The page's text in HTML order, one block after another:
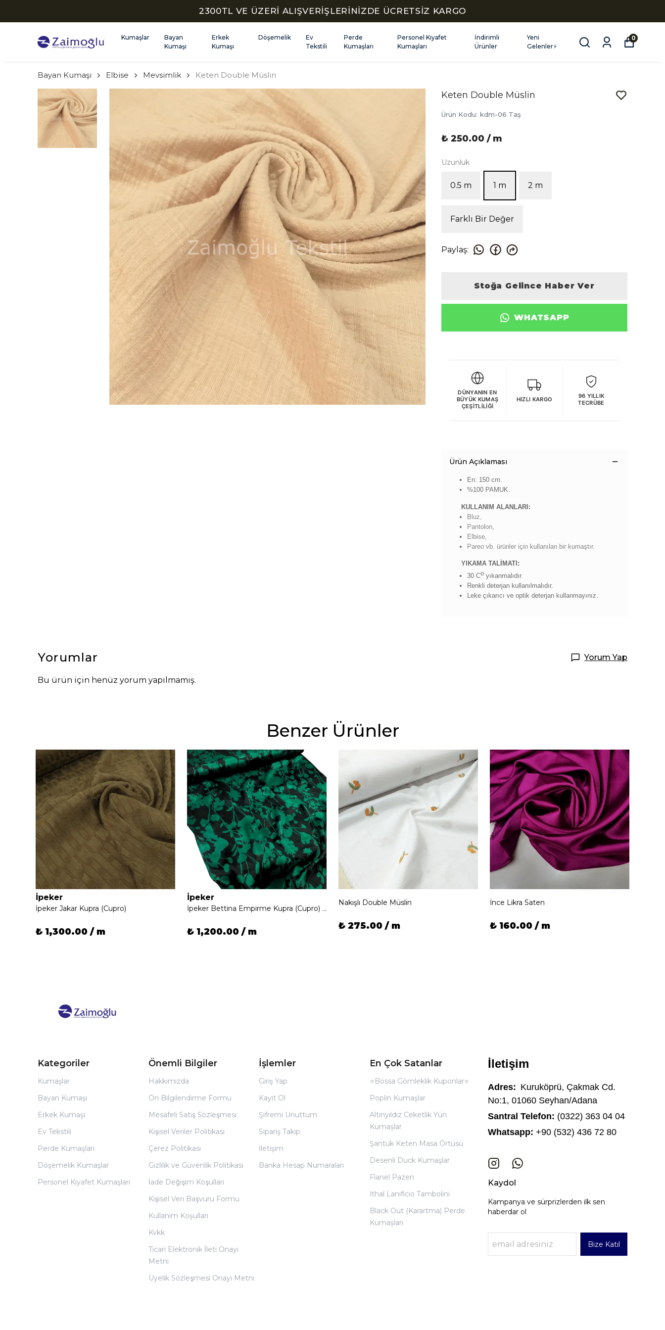
2300TL VE ÜZERİ ALIŞVERİŞLERİNİZDE ÜCRETSİZ KARGO
Kumaşlar
Bayan
Kumaşı
Erkek
Kumaşı
Döşemelik
Ev
Tekstili
Perde
Kumaşları
Personel Kıyafet
Kumaşları
İndirimli
Ürünler
Yeni
Gelenler⚡
0
Bayan Kumaşı Elbise Mevsimlik Keten Double Müslin
Keten Double Müslin
Ürün Kodu: kdm-06 Taş
₺ 250.00 / m
Uzunluk
0.5 m 1 m 2 m
Farklı Bir Değer
Paylaş:
Stoğa Gelince Haber Ver
WHATSAPP
DÜNYANIN EN
BÜYÜK KUMAŞ
ÇEŞITLILIĞI
HIZLI KARGO
96 YILLIK
TECRÜBE
Ürün Açıklaması
En: 150 cm.
%100 PAMUK.
KULLANIM ALANLARI:
Bluz,
Pantolon,
Elbise,
Pareo vb. ürünler için kullanılan bir kumaştır.
YIKAMA TALİMATI:
30 Co yıkanmalıdır.
Renkli deterjan kullanılmalıdır.
Leke çıkarıcı ve optik deterjan kullanmayınız.
Yorumlar Yorum Yap
Bu ürün için henüz yorum yapılmamış.
Benzer Ürünler
İpeker
İpeker Jakar Kupra (Cupro)
₺ 1,300.00 / m
İpeker
İpeker Bettina Empirme Kupra (Cupro) İpeği
₺ 1,200.00 / m
Nakışlı Double Müslin
₺ 275.00 / m
İnce Likra Saten
₺ 160.00 / m
Kategoriler
Kumaşlar
Bayan Kumaşı
Erkek Kumaşı
Ev Tekstili
Perde Kumaşları
Döşemelik Kumaşlar
Personel Kıyafet Kumaşları
Önemli Bilgiler
Hakkımızda
Ön Bilgilendirme Formu
Mesafeli Satış Sözleşmesi
Kişisel Veriler Politikası
Çerez Politikası
Gizlilik ve Güvenlik Politikası
İade Değişim Koşulları
Kişisel Veri Başvuru Formu
Kullanım Koşulları
Kvkk
Ticari Elektronik İleti Onayı
Metni
Üyelik Sözleşmesi Onayı Metni
İşlemler
Giriş Yap
Kayıt Ol
Şifremi Unuttum
Sipariş Takip
İletişim
Banka Hesap Numaraları
En Çok Satanlar
⭐Bossa Gömleklik Kuponlar⭐
Poplin Kumaşlar
Altınyıldız Ceketlik Yün
Kumaşlar
Şantuk Keten Masa Örtüsü
Desenli Duck Kumaşlar
Flanel Pazen
İthal Lanificio Tambolini
Black Out (Karartma) Perde
Kumaşları
İletişim
Adres: Kuruköprü, Çakmak Cd.
No:1, 01060 Seyhan/Adana
Santral Telefon: (0322) 363 04 04
Whatsapp: +90 (532) 436 72 80
Kaydol
Kampanya ve sürprizlerden ilk sen
haberdar ol
Bize Katıl